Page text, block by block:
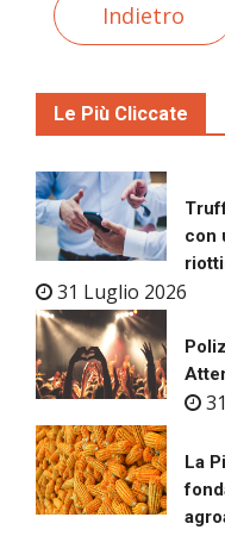
Indietro
Le Più Cliccate
con
31 Luglio 2026
La